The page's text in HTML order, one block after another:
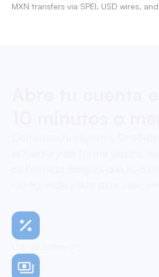
MXN transfers via SPEI, USD wires,